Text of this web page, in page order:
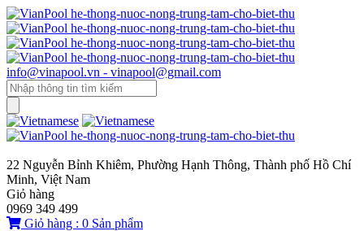
info@vinapool.vn - vinapool@gmail.com
22 Nguyễn Bỉnh Khiêm, Phường Hạnh Thông, Thành phố Hồ Chí
Minh, Việt Nam
Giỏ hàng
0969 349 499
Giỏ hàng : 0 Sản phẩm